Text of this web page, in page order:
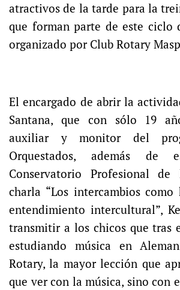
atractivos de la tarde para la
que forman parte de este ciclo
organizado por Club Rotary
El encargado de abrir la
Santana, que con sólo 19
auxiliar y monitor del
Orquestados, además de
Conservatorio Profesional de
charla “Los intercambios como
entendimiento intercultural”,
transmitir a los chicos que tras
estudiando música en
Rotary, la mayor lección que
que ver con la música, sino con